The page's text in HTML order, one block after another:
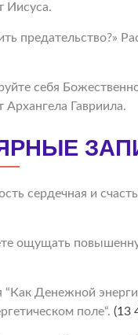
Иисуса.
предательство?»
себя
Архангела Гавриила.
сердечная и
ощущать
Денежной
поле“. (13